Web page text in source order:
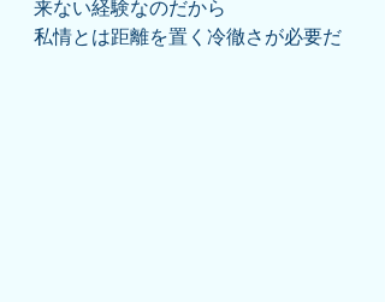
来ない経験なのだから
私情とは距離を置く冷徹さが必要だ